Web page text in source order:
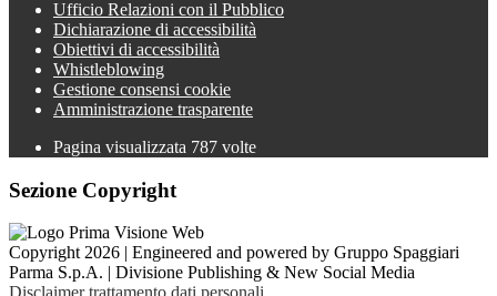
Ufficio Relazioni con il Pubblico
Dichiarazione di accessibilità
Obiettivi di accessibilità
Whistleblowing
Gestione consensi cookie
Amministrazione trasparente
Pagina visualizzata 787 volte
Sezione Copyright
Copyright 2026 | Engineered and powered by Gruppo Spaggiari
Parma S.p.A. | Divisione Publishing & New Social Media